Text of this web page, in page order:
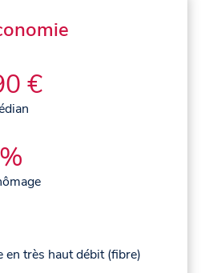
€
en très haut débit (fibre)